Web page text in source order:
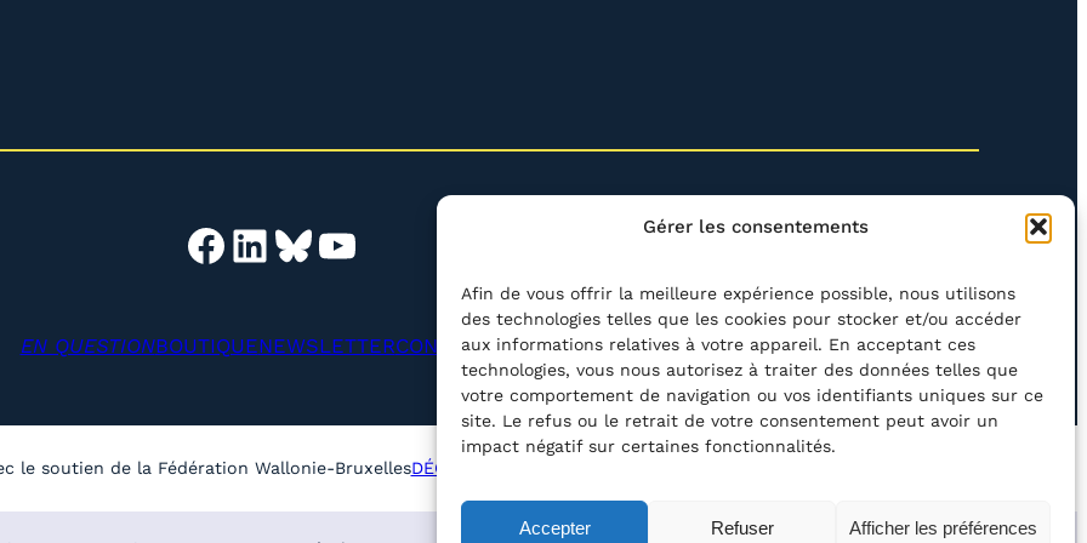
Gérer les consentements
Afin de vous offrir la meilleure expérience possible, nous utilisons
des technologies telles que les cookies pour stocker et/ou accéder
aux informations relatives à votre appareil. En acceptant ces
technologies, vous nous autorisez à traiter des données telles que
votre comportement de navigation ou vos identifiants uniques sur ce
site. Le refus ou le retrait de votre consentement peut avoir un
impact négatif sur certaines fonctionnalités.
Accepter Refuser Afficher les préférences
Facebook LinkedIn Bluesky YouTube
EN QUESTIONBOUTIQUENEWSLETTERCONTACT
Rechercher
le soutien de la Fédération Wallonie-BruxellesDÉCLARATION D’ACCESSIBILITÉ